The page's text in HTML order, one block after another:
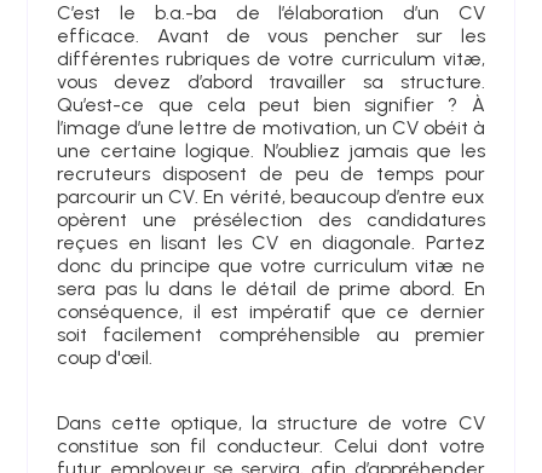
C’est le b.a.-ba de l’élaboration d’un CV
efficace. Avant de vous pencher sur les
différentes rubriques de votre curriculum vitæ,
vous devez d’abord travailler sa structure.
Qu’est-ce que cela peut bien signifier ? À
l’image d’une lettre de motivation, un CV obéit à
une certaine logique. N’oubliez jamais que les
recruteurs disposent de peu de temps pour
parcourir un CV. En vérité, beaucoup d’entre eux
opèrent une présélection des candidatures
reçues en lisant les CV en diagonale. Partez
donc du principe que votre curriculum vitæ ne
sera pas lu dans le détail de prime abord. En
conséquence, il est impératif que ce dernier
soit facilement compréhensible au premier
coup d'œil.
Dans cette optique, la structure de votre CV
constitue son fil conducteur. Celui dont votre